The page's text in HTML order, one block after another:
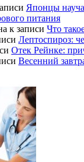
Японцы
питания
к записи Что
Лептоспироз:
Отек Рейнке:
Весенний